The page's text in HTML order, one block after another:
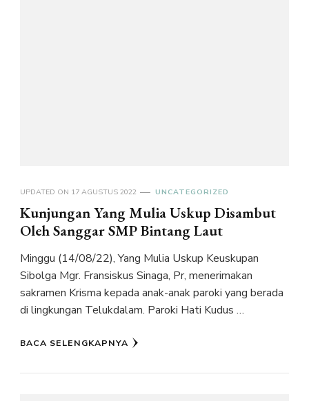
UPDATED ON 17 AGUSTUS 2022 UNCATEGORIZED
Kunjungan Yang Mulia Uskup Disambut
Oleh Sanggar SMP Bintang Laut
Minggu (14/08/22), Yang Mulia Uskup Keuskupan
Sibolga Mgr. Fransiskus Sinaga, Pr, menerimakan
sakramen Krisma kepada anak-anak paroki yang berada
di lingkungan Telukdalam. Paroki Hati Kudus …
BACA SELENGKAPNYA